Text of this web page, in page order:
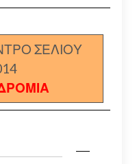
ΣΕΛΙΟΥ